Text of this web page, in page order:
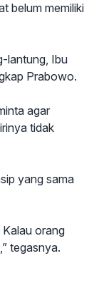
belum memiliki
lantung, Ibu
Prabowo.
agar
tidak
yang sama
orang
tegasnya.